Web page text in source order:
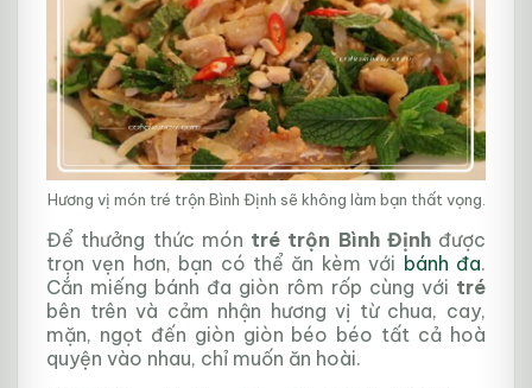
Hương vị món tré trộn Bình Định sẽ không làm bạn thất vọng.
Để thưởng thức món tré trộn Bình Địnhđược
trọn vẹn hơn, bạn có thể ăn kèm với bánh đa.
Cắn miếng bánh đa giòn rôm rốp cùng với tré
bên trên và cảm nhận hương vị từ chua, cay,
mặn, ngọt đến giòn giòn béo béo tất cả hoà
quyện vào nhau, chỉ muốn ăn hoài.